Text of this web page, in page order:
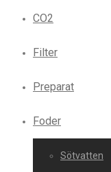
CO2
Filter
Preparat
Foder
Sötvatten